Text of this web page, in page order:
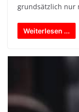
grundsätzlich nur
Weiterlesen ...